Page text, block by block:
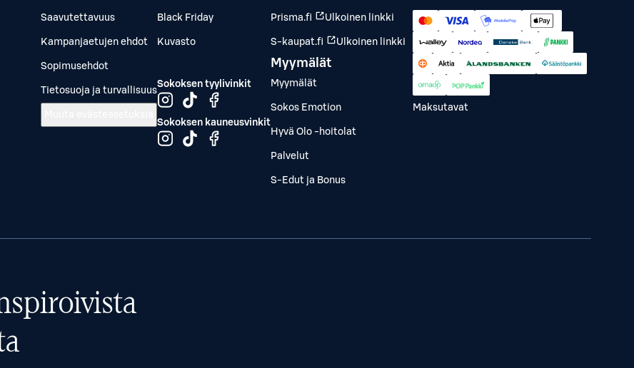
Saavutettavuus
Kampanjaetujen ehdot
Sopimusehdot
Tietosuoja ja turvallisuus
Black Friday
Kuvasto
Sokoksen tyylivinkit
Sokoksen kauneusvinkit
Prisma.fi Ulkoinen linkki
S-kaupat.fi Ulkoinen linkki
Myymälät
Myymälät
Sokos Emotion
Hyvä Olo -hoitolat
Palvelut
S-Edut ja Bonus
Maksutavat